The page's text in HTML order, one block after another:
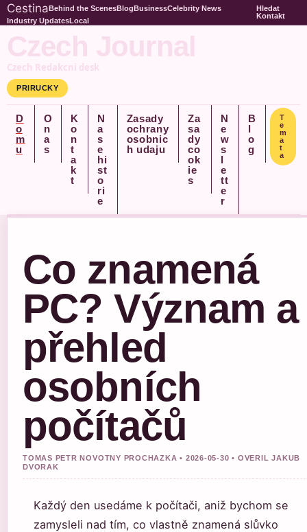
CestinaBehind the ScenesBlogBusinessCelebrity News
Industry UpdatesLocal
Hledat
Kontakt
Czech Journal
Czech Redakcni desk
PRIRUCKY
D
o
m
u
O
n
a
s
K
o
n
t
a
k
t
N
a
s
e
hi
st
o
ri
e
Zasady
ochrany
osobnic
h udaju
Za
sa
dy
co
ok
ie
s
N
e
w
s
l
e
tt
e
r
B
l
o
g
T
e
m
a
t
a
Co znamená
PC? Význam a
přehled
osobních
počítačů
TOMAS PETR NOVOTNY PROCHAZKA • 2026-05-30 • OVERIL JAKUB
DVORAK
Každý den usedáme k počítači, aniž bychom se
zamysleli nad tím, co vlastně znamená slůvko